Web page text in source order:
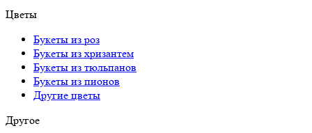
Цветы
Букеты из роз
Букеты из хризантем
Букеты из тюльпанов
Букеты из пионов
Другие цветы
Другое